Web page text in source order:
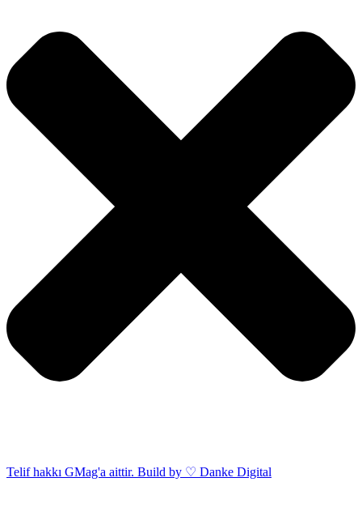
Telif hakkı GMag'a aittir. Build by ♡ Danke Digital